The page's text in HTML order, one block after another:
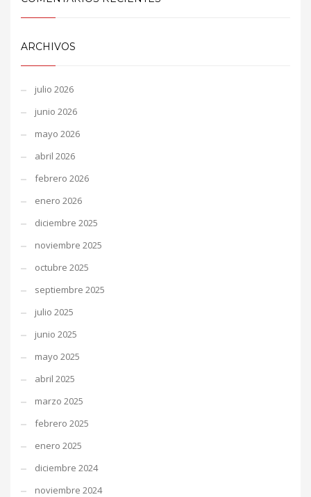
ARCHIVOS
julio 2026
junio 2026
mayo 2026
abril 2026
febrero 2026
enero 2026
diciembre 2025
noviembre 2025
octubre 2025
septiembre 2025
julio 2025
junio 2025
mayo 2025
abril 2025
marzo 2025
febrero 2025
enero 2025
diciembre 2024
noviembre 2024